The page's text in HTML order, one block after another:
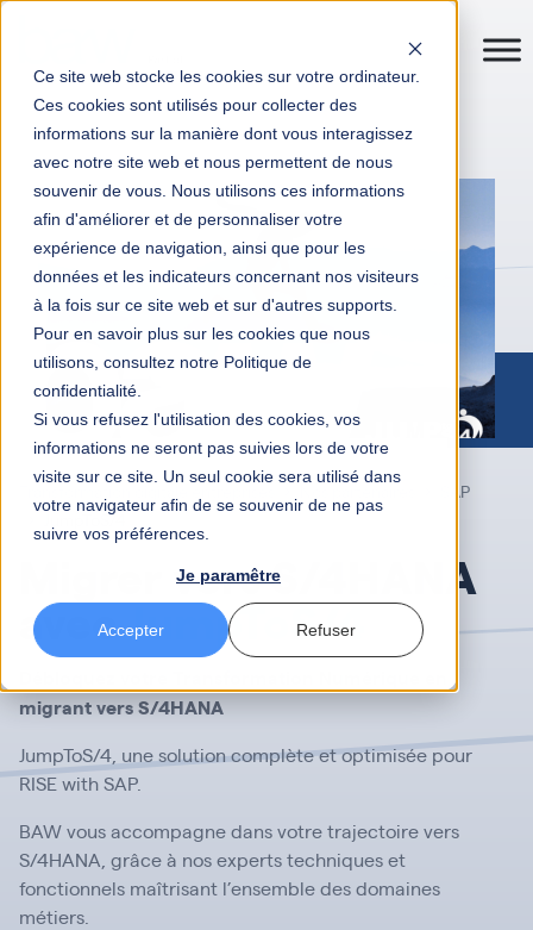
Ce site web stocke les cookies sur votre ordinateur.
Ces cookies sont utilisés pour collecter des
informations sur la manière dont vous interagissez
avec notre site web et nous permettent de nous
souvenir de vous. Nous utilisons ces informations
afin d'améliorer et de personnaliser votre
expérience de navigation, ainsi que pour les
données et les indicateurs concernant nos visiteurs
à la fois sur ce site web et sur d'autres supports.
Pour en savoir plus sur les cookies que nous
utilisons, consultez notre Politique de
confidentialité.
Si vous refusez l'utilisation des cookies, vos
informations ne seront pas suivies lors de votre
visite sur ce site. Un seul cookie sera utilisé dans
votre navigateur afin de se souvenir de ne pas
suivre vos préférences.
Je paramêtre
Accepter Refuser
SAP
JumpToS/4
Migrer versS/4HANA
avecJumpToS/4
migrant vers S/4HANA
JumpToS/4, une solution complète et optimisée pour
RISE with SAP.
BAW vous accompagne dans votre trajectoire vers
S/4HANA, grâce à nos experts techniques et
fonctionnels maîtrisant l’ensemble des domaines
métiers.